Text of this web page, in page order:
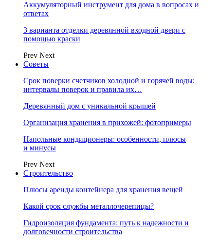
Аккумуляторный инструмент для дома в вопросах и
ответах
3 варианта отделки деревянной входной двери с
помощью краски
Prev Next
Советы
Срок поверки счетчиков холодной и горячей воды:
интервалы поверок и правила их…
Деревянный дом с уникальной крышей
Организация хранения в прихожей: фотопримеры
Напольные кондиционеры: особенности, плюсы
и минусы
Prev Next
Строительство
Плюсы аренды контейнера для хранения вещей
Какой срок службы металлочерепицы?
Гидроизоляция фундамента: путь к надежности и
долговечности строительства